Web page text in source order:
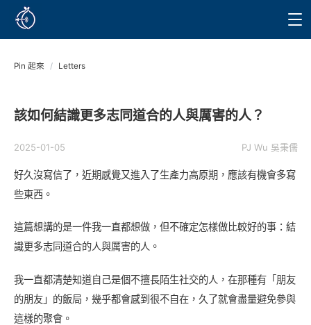
Pin 起來 / Letters
該如何結識更多志同道合的人與厲害的人？
2025-01-05 PJ Wu 吳秉儒
好久沒寫信了，近期感覺又進入了生產力高原期，應該有機會多寫
些東西。
這篇想講的是一件我一直都想做，但不確定怎樣做比較好的事：結
識更多志同道合的人與厲害的人。
我一直都清楚知道自己是個不擅長陌生社交的人，在那種有「朋友
的朋友」的飯局，幾乎都會感到很不自在，久了就會盡量避免參與
這樣的聚會。